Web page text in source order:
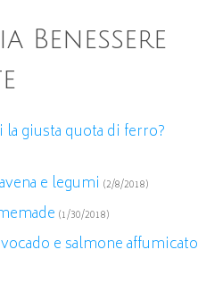
Benessere
la giusta quota di ferro?
e legumi (2/8/2018)
(1/30/2018)
e salmone affumicato